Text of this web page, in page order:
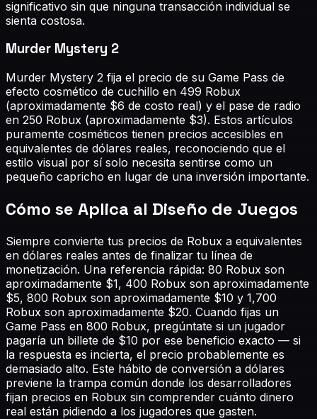
significativo sin que ninguna transacción individual se
sienta costosa.
Murder Mystery 2
Murder Mystery 2 fija el precio de su Game Pass de
efecto cosmético de cuchillo en 499 Robux
(aproximadamente $6 de costo real) y el pase de radio
en 250 Robux (aproximadamente $3). Estos artículos
puramente cosméticos tienen precios accesibles en
equivalentes de dólares reales, reconociendo que el
estilo visual por sí solo necesita sentirse como un
pequeño capricho en lugar de una inversión importante.
Cómo se Aplica al Diseño de Juegos
Siempre convierte tus precios de Robux a equivalentes
en dólares reales antes de finalizar tu línea de
monetización. Una referencia rápida: 80 Robux son
aproximadamente $1, 400 Robux son aproximadamente
$5, 800 Robux son aproximadamente $10 y 1,700
Robux son aproximadamente $20. Cuando fijas un
Game Pass en 800 Robux, pregúntate si un jugador
pagaría un billete de $10 por ese beneficio exacto — si
la respuesta es incierta, el precio probablemente es
demasiado alto. Este hábito de conversión a dólares
previene la trampa común donde los desarrolladores
fijan precios en Robux sin comprender cuánto dinero
real están pidiendo a los jugadores que gasten.